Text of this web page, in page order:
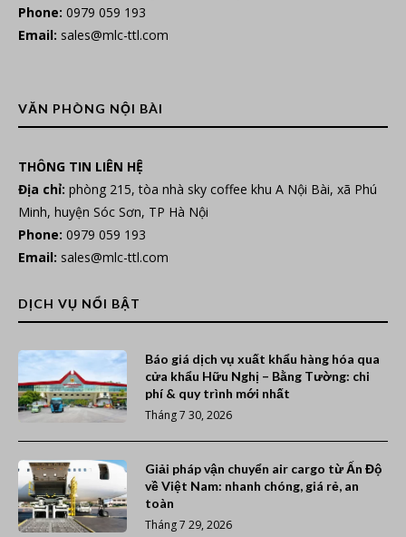
Phone: 0979 059 193
Email: sales@mlc-ttl.com
VĂN PHÒNG NỘI BÀI
THÔNG TIN LIÊN HỆ
Địa chỉ: phòng 215, tòa nhà sky coffee khu A Nội Bài, xã Phú
Minh, huyện Sóc Sơn, TP Hà Nội
Phone: 0979 059 193
Email: sales@mlc-ttl.com
DỊCH VỤ NỔI BẬT
Báo giá dịch vụ xuất khẩu hàng hóa qua
cửa khẩu Hữu Nghị – Bằng Tường: chi
phí & quy trình mới nhất
Tháng 7 30, 2026
Giải pháp vận chuyển air cargo từ Ấn Độ
về Việt Nam: nhanh chóng, giá rẻ, an
toàn
Tháng 7 29, 2026